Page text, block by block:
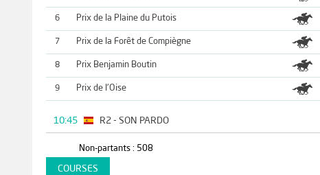
6 Prix de la Plaine du Putois
7 Prix de la Forêt de Compiègne
8 Prix Benjamin Boutin
9 Prix de l'Oise
10:45 R2 - SON PARDO
Non-partants : 508
COURSES